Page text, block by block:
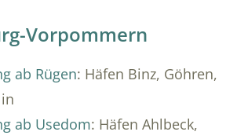
Vorpommern
ab Rügen: Häfen Binz, Göhren,
ab Usedom: Häfen Ahlbeck,